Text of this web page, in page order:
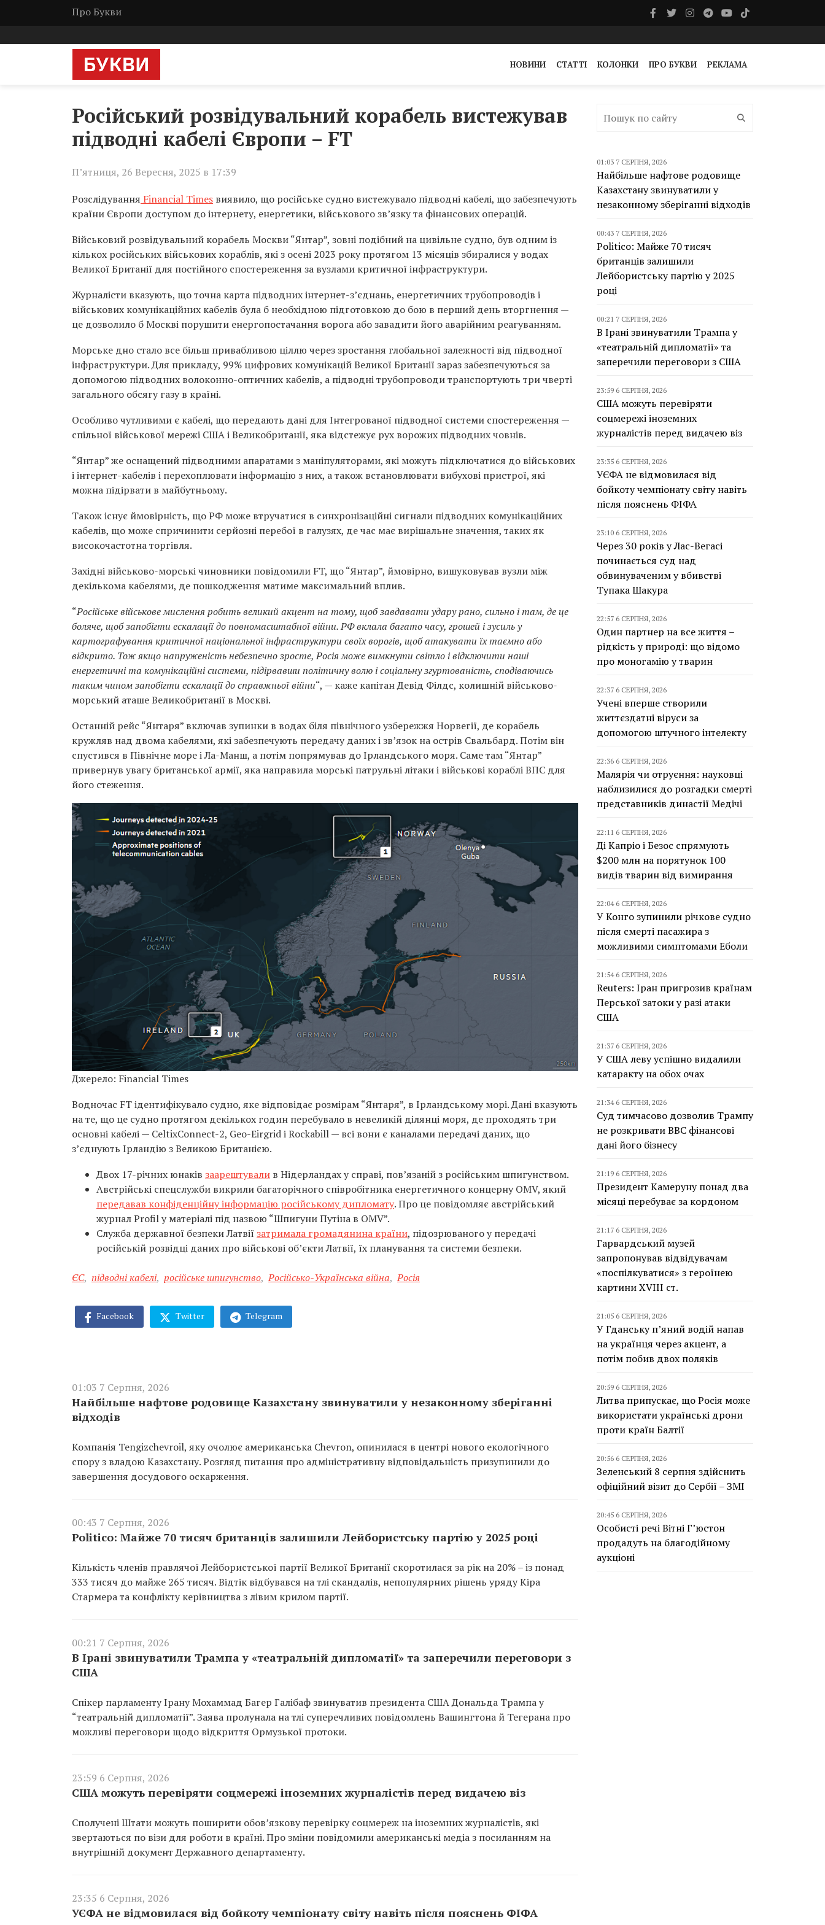
Про Букви
НОВИНИ СТАТТІ КОЛОНКИ ПРО БУКВИ РЕКЛАМА
Російський розвідувальний корабель вистежував
підводні кабелі Європи – FT
П’ятниця, 26 Вересня, 2025 в 17:39
Розслідування Financial Times виявило, що російське судно вистежувало підводні кабелі, що забезпечують
країни Європи доступом до інтернету, енергетики, військового зв’язку та фінансових операцій.
Військовий розвідувальний корабель Москви “Янтар”, зовні подібний на цивільне судно, був одним із
кількох російських військових кораблів, які з осені 2023 року протягом 13 місяців збиралися у водах
Великої Британії для постійного спостереження за вузлами критичної інфраструктури.
Журналісти вказують, що точна карта підводних інтернет-з’єднань, енергетичних трубопроводів і
військових комунікаційних кабелів була б необхідною підготовкою до бою в перший день вторгнення —
це дозволило б Москві порушити енергопостачання ворога або завадити його аварійним реагуванням.
Морське дно стало все більш привабливою ціллю через зростання глобальної залежності від підводної
інфраструктури. Для прикладу, 99% цифрових комунікацій Великої Британії зараз забезпечуються за
допомогою підводних волоконно-оптичних кабелів, а підводні трубопроводи транспортують три чверті
загального обсягу газу в країні.
Особливо чутливими є кабелі, що передають дані для Інтегрованої підводної системи спостереження —
спільної військової мережі США і Великобританії, яка відстежує рух ворожих підводних човнів.
“Янтар” же оснащений підводними апаратами з маніпуляторами, які можуть підключатися до військових
і інтернет-кабелів і перехоплювати інформацію з них, а також встановлювати вибухові пристрої, які
можна підірвати в майбутньому.
Також існує ймовірність, що РФ може втручатися в синхронізаційні сигнали підводних комунікаційних
кабелів, що може спричинити серйозні перебої в галузях, де час має вирішальне значення, таких як
високочастотна торгівля.
Західні військово-морські чиновники повідомили FT, що “Янтар”, ймовірно, вишуковував вузли між
декількома кабелями, де пошкодження матиме максимальний вплив.
“Російське військове мислення робить великий акцент на тому, щоб завдавати удару рано, сильно і там, де це
боляче, щоб запобігти ескалації до повномасштабної війни. РФ вклала багато часу, грошей і зусиль у
картографування критичної національної інфраструктури своїх ворогів, щоб атакувати їх таємно або
відкрито. Тож якщо напруженість небезпечно зросте, Росія може вимкнути світло і відключити наші
енергетичні та комунікаційні системи, підірвавши політичну волю і соціальну згуртованість, сподіваючись
таким чином запобігти ескалації до справжньої війни“, — каже капітан Девід Філдс, колишній військово-
морський аташе Великобританії в Москві.
Останній рейс “Янтаря” включав зупинки в водах біля північного узбережжя Норвегії, де корабель
кружляв над двома кабелями, які забезпечують передачу даних і зв’язок на острів Свальбард. Потім він
спустився в Північне море і Ла-Манш, а потім попрямував до Ірландського моря. Саме там “Янтар”
привернув увагу британської армії, яка направила морські патрульні літаки і військові кораблі ВПС для
його стеження.
Джерело: Financial Times
Водночас FT ідентифікувало судно, яке відповідає розмірам “Янтаря”, в Ірландському морі. Дані вказують
на те, що це судно протягом декількох годин перебувало в невеликій ділянці моря, де проходять три
основні кабелі — CeltixConnect-2, Geo-Eirgrid і Rockabill — всі вони є каналами передачі даних, що
з’єднують Ірландію з Великою Британією.
Двох 17-річних юнаків заарештували в Нідерландах у справі, пов’язаній з російським шпигунством.
Австрійські спецслужби викрили багаторічного співробітника енергетичного концерну OMV, який
передавав конфіденційну інформацію російському дипломату. Про це повідомляє австрійський
журнал Profil у матеріалі під назвою “Шпигуни Путіна в OMV”.
Служба державної безпеки Латвії затримала громадянина країни, підозрюваного у передачі
російській розвідці даних про військові об’єкти Латвії, їх планування та системи безпеки.
ЄС, підводні кабелі, російське шпигунство, Російсько-Українська війна, Росія
Facebook Twitter Telegram
01:03 7 Серпня, 2026
Найбільше нафтове родовище Казахстану звинуватили у незаконному зберіганні
відходів
Компанія Tengizchevroil, яку очолює американська Chevron, опинилася в центрі нового екологічного
спору з владою Казахстану. Розгляд питання про адміністративну відповідальність призупинили до
завершення досудового оскарження.
00:43 7 Серпня, 2026
Politico: Майже 70 тисяч британців залишили Лейбористську партію у 2025 році
Кількість членів правлячої Лейбористської партії Великої Британії скоротилася за рік на 20% – із понад
333 тисяч до майже 265 тисяч. Відтік відбувався на тлі скандалів, непопулярних рішень уряду Кіра
Стармера та конфлікту керівництва з лівим крилом партії.
00:21 7 Серпня, 2026
В Ірані звинуватили Трампа у «театральній дипломатії» та заперечили переговори з
США
Спікер парламенту Ірану Мохаммад Багер Галібаф звинуватив президента США Дональда Трампа у
“театральній дипломатії”. Заява пролунала на тлі суперечливих повідомлень Вашингтона й Тегерана про
можливі переговори щодо відкриття Ормузької протоки.
23:59 6 Серпня, 2026
США можуть перевіряти соцмережі іноземних журналістів перед видачею віз
Сполучені Штати можуть поширити обов’язкову перевірку соцмереж на іноземних журналістів, які
звертаються по візи для роботи в країні. Про зміни повідомили американські медіа з посиланням на
внутрішній документ Державного департаменту.
23:35 6 Серпня, 2026
УЄФА не відмовилася від бойкоту чемпіонату світу навіть після пояснень ФІФА
01:03 7 СЕРПНЯ, 2026
Найбільше нафтове родовище
Казахстану звинуватили у
незаконному зберіганні відходів
00:43 7 СЕРПНЯ, 2026
Politico: Майже 70 тисяч
британців залишили
Лейбористську партію у 2025
році
00:21 7 СЕРПНЯ, 2026
В Ірані звинуватили Трампа у
«театральній дипломатії» та
заперечили переговори з США
23:59 6 СЕРПНЯ, 2026
США можуть перевіряти
соцмережі іноземних
журналістів перед видачею віз
23:35 6 СЕРПНЯ, 2026
УЄФА не відмовилася від
бойкоту чемпіонату світу навіть
після пояснень ФІФА
23:10 6 СЕРПНЯ, 2026
Через 30 років у Лас-Вегасі
починається суд над
обвинуваченим у вбивстві
Тупака Шакура
22:57 6 СЕРПНЯ, 2026
Один партнер на все життя –
рідкість у природі: що відомо
про моногамію у тварин
22:37 6 СЕРПНЯ, 2026
Учені вперше створили
життєздатні віруси за
допомогою штучного інтелекту
22:36 6 СЕРПНЯ, 2026
Малярія чи отруєння: науковці
наблизилися до розгадки смерті
представників династії Медічі
22:11 6 СЕРПНЯ, 2026
Ді Капріо і Безос спрямують
$200 млн на порятунок 100
видів тварин від вимирання
22:04 6 СЕРПНЯ, 2026
У Конго зупинили річкове судно
після смерті пасажира з
можливими симптомами Еболи
21:54 6 СЕРПНЯ, 2026
Reuters: Іран пригрозив країнам
Перської затоки у разі атаки
США
21:37 6 СЕРПНЯ, 2026
У США леву успішно видалили
катаракту на обох очах
21:34 6 СЕРПНЯ, 2026
Суд тимчасово дозволив Трампу
не розкривати BBC фінансові
дані його бізнесу
21:19 6 СЕРПНЯ, 2026
Президент Камеруну понад два
місяці перебуває за кордоном
21:17 6 СЕРПНЯ, 2026
Гарвардський музей
запропонував відвідувачам
«поспілкуватися» з героїнею
картини XVIII ст.
21:05 6 СЕРПНЯ, 2026
У Гданську п’яний водій напав
на українця через акцент, а
потім побив двох поляків
20:59 6 СЕРПНЯ, 2026
Литва припускає, що Росія може
використати українські дрони
проти країн Балтії
20:56 6 СЕРПНЯ, 2026
Зеленський 8 серпня здійснить
офіційний візит до Сербії – ЗМІ
20:45 6 СЕРПНЯ, 2026
Особисті речі Вітні Г’юстон
продадуть на благодійному
аукціоні